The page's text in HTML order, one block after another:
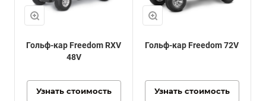
Гольф-кар Freedom RXV
48V
Узнать стоимость
Гольф-кар Freedom 72V
Узнать стоимость